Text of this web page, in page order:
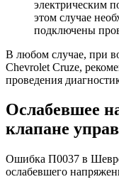
электрическим
этом случае
подключены
В любом случае, при
Chevrolet Cruze,
проведения
Ослабевшее
клапане
Ошибка П0037 в
ослабевшего